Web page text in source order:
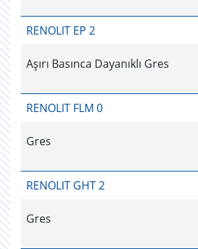
RENOLIT EP 2
Aşırı Basınca Dayanıklı Gres
RENOLIT FLM 0
Gres
RENOLIT GHT 2
Gres